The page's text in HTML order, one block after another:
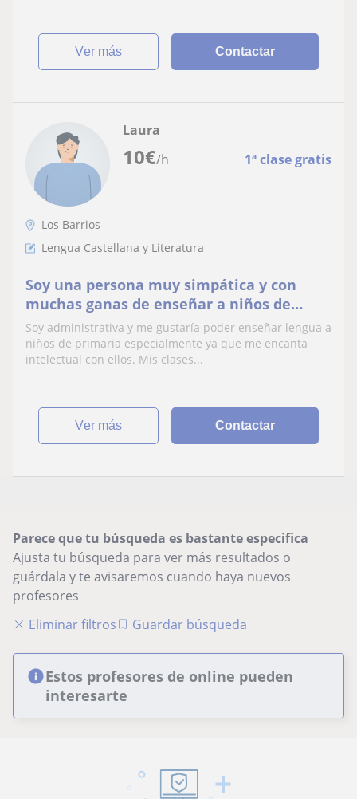
ver más Contactar
10€/h 1ª clase gratis
Laura
Los Barrios
Lengua Castellana y Literatura
Soy una persona muy simpática y con
muchas ganas de enseñar a niños de
primaria
Soy administrativa y me gustaría poder enseñar lengua a
niños de primaria especialmente ya que me encanta
intelectual con ellos. Mis clases...
ver más Contactar
Parece que tu búsqueda es bastante especifica
Ajusta tu búsqueda para ver más resultados o
guárdala y te avisaremos cuando haya nuevos
profesores
Eliminar filtros
Guardar búsqueda
Estos profesores de online pueden
interesarte